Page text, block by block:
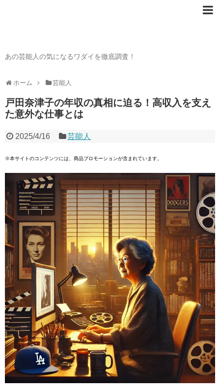
あの芸能人の気になるワダイを徹底調査！
ホーム 芸能人
戸田奈津子の年収の真相に迫る！高収入を支え
た意外な仕事とは
2025/4/16 芸能人
※本サイトのコンテンツには、商品プロモーションが含まれています。